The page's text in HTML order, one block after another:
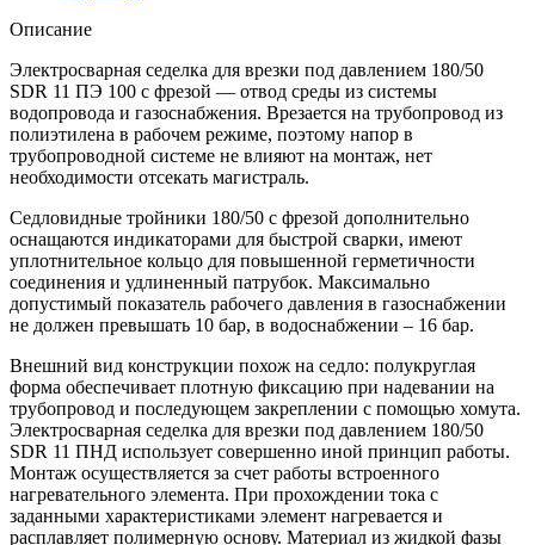
Описание
Электросварная седелка для врезки под давлением 180/50
SDR 11 ПЭ 100 с фрезой — отвод среды из системы
водопровода и газоснабжения. Врезается на трубопровод из
полиэтилена в рабочем режиме, поэтому напор в
трубопроводной системе не влияют на монтаж, нет
необходимости отсекать магистраль.
Седловидные тройники 180/50 с фрезой дополнительно
оснащаются индикаторами для быстрой сварки, имеют
уплотнительное кольцо для повышенной герметичности
соединения и удлиненный патрубок. Максимально
допустимый показатель рабочего давления в газоснабжении
не должен превышать 10 бар, в водоснабжении – 16 бар.
Внешний вид конструкции похож на седло: полукруглая
форма обеспечивает плотную фиксацию при надевании на
трубопровод и последующем закреплении с помощью хомута.
Электросварная седелка для врезки под давлением 180/50
SDR 11 ПНД использует совершенно иной принцип работы.
Монтаж осуществляется за счет работы встроенного
нагревательного элемента. При прохождении тока с
заданными характеристиками элемент нагревается и
расплавляет полимерную основу. Материал из жидкой фазы